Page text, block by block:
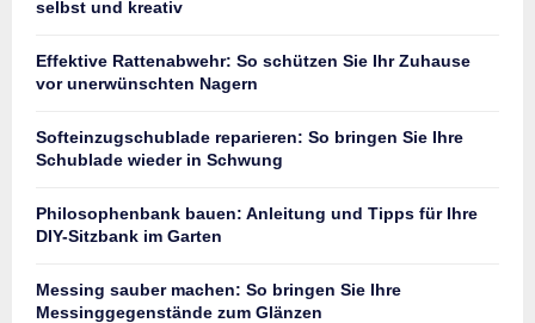
selbst und kreativ
Effektive Rattenabwehr: So schützen Sie Ihr Zuhause
vor unerwünschten Nagern
Softeinzugschublade reparieren: So bringen Sie Ihre
Schublade wieder in Schwung
Philosophenbank bauen: Anleitung und Tipps für Ihre
DIY-Sitzbank im Garten
Messing sauber machen: So bringen Sie Ihre
Messinggegenstände zum Glänzen